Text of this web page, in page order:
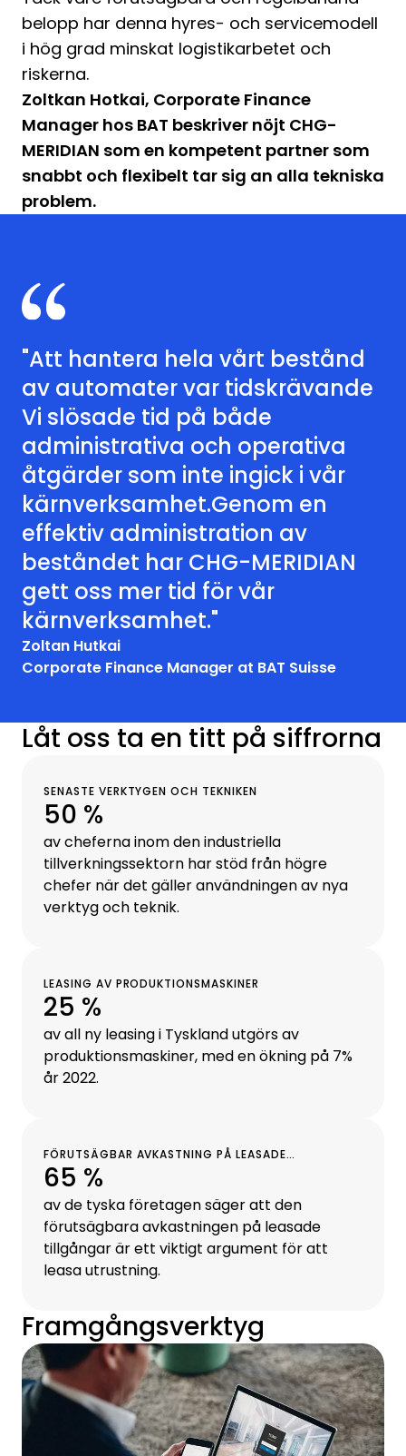
belopp har denna hyres- och servicemodell
i hög grad minskat logistikarbetet och
riskerna.
Zoltkan Hotkai, Corporate Finance
Manager hos BAT beskriver nöjt CHG-
MERIDIAN som en kompetent partner som
snabbt och flexibelt tar sig an alla tekniska
problem.
"Att hantera hela vårt bestånd
av automater var tidskrävande
Vi slösade tid på både
administrativa och operativa
åtgärder som inte ingick i vår
kärnverksamhet.Genom en
effektiv administration av
beståndet har CHG-MERIDIAN
gett oss mer tid för vår
kärnverksamhet."
Zoltan Hutkai
Corporate Finance Manager at BAT Suisse
Låt oss ta en titt på siffrorna
SENASTE VERKTYGEN OCH TEKNIKEN
50 %
av cheferna inom den industriella
tillverkningssektorn har stöd från högre
chefer när det gäller användningen av nya
verktyg och teknik.
LEASING AV PRODUKTIONSMASKINER
25 %
av all ny leasing i Tyskland utgörs av
produktionsmaskiner, med en ökning på 7%
år 2022.
FÖRUTSÄGBAR AVKASTNING PÅ LEASADE
TILLGÅNGAR
65 %
av de tyska företagen säger att den
förutsägbara avkastningen på leasade
tillgångar är ett viktigt argument för att
leasa utrustning.
Framgångsverktyg